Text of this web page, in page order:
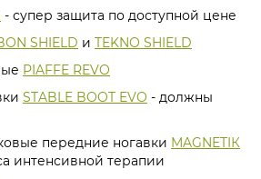
- супер защита по доступной цене
SHIELD и TEKNO SHIELD
PIAFFE REVO
STABLE BOOT EVO - должны
передние ногавки MAGNETIК
интенсивной терапии